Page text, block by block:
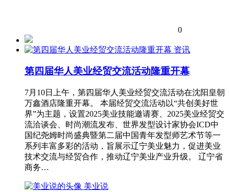
0
资讯
第四届华人美业经贸交流活动隆重开幕
7月10日上午，第四届华人美业经贸交流活动在沈阳皇朝
万鑫酒店隆重开幕。 本届经贸交流活动以“共创美好世
界”为主题，设置2025美业技能邀请赛、2025美业经贸交
流洽谈会、时尚潮流发布、世界发型设计家协会ICD中
国纪尧姆时尚盛典暨第二届中国青年发型师艺术节等一
系列丰富多彩的活动，旨展示辽宁美业魅力，促进美业
技术交流与经贸合作，推动辽宁美业产业升级。 辽宁省
商务…
美业说